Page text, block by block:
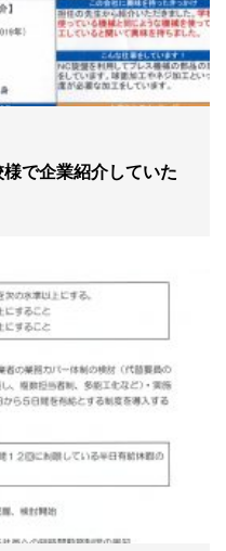
で企業紹介していた